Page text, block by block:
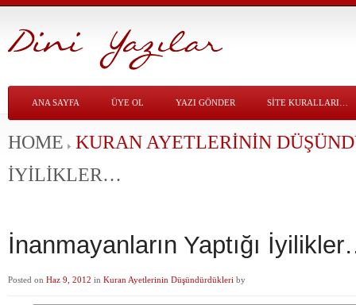
ANA SAYFA ÜYE OL YAZI GÖNDER SITE KURALLARI…
HOME KURAN AYETLERININ
İYILIKLER…
İnanmayanların Yaptığı
Posted on Haz 9, 2012 in Kuran Ayetlerinin Düşündürdükleri by